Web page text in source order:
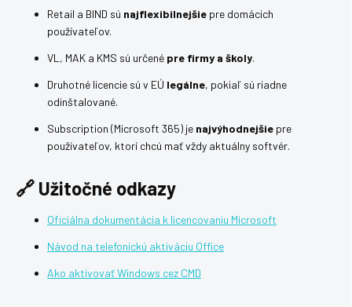
Retail a BIND sú najflexibilnejšie pre domácich
používateľov.
VL, MAK a KMS sú určené pre firmy a školy.
Druhotné licencie sú v EÚ legálne, pokiaľ sú riadne
odinštalované.
Subscription (Microsoft 365) je najvýhodnejšie pre
používateľov, ktorí chcú mať vždy aktuálny softvér.
🔗 Užitočné odkazy
Oficiálna dokumentácia k licencovaniu Microsoft
Návod na telefonickú aktiváciu Office
Ako aktivovať Windows cez CMD